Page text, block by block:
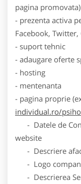
pagina promovata)
- prezenta activa
Facebook, Twitter,
- suport tehnic
- adaugare oferte
- hosting
- mentenanta
- pagina proprie
individual.ro/
- Datele de
website
- Descriere
- Logo
- Descrierea